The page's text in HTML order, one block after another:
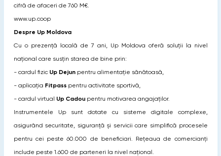
cifră de afaceri de 760 M€.
www.up.coop
Despre Up Moldova
Cu o prezență locală de 7 ani, Up Moldova oferă soluții la nivel
național care susțin starea de bine prin:
- cardul fizic Up Dejunpentru alimentație sănătoasă,
- aplicația Fitpasspentru activitate sportivă,
- cardul virtual Up Cadoupentru motivarea angajaților.
Instrumentele Up sunt dotate cu sisteme digitale complexe,
asigurând securitate, siguranță și servicii care simplifică procesele
pentru cei peste 60.000 de beneficiari. Rețeaua de comercianți
include peste 1.600 de parteneri la nivel național.